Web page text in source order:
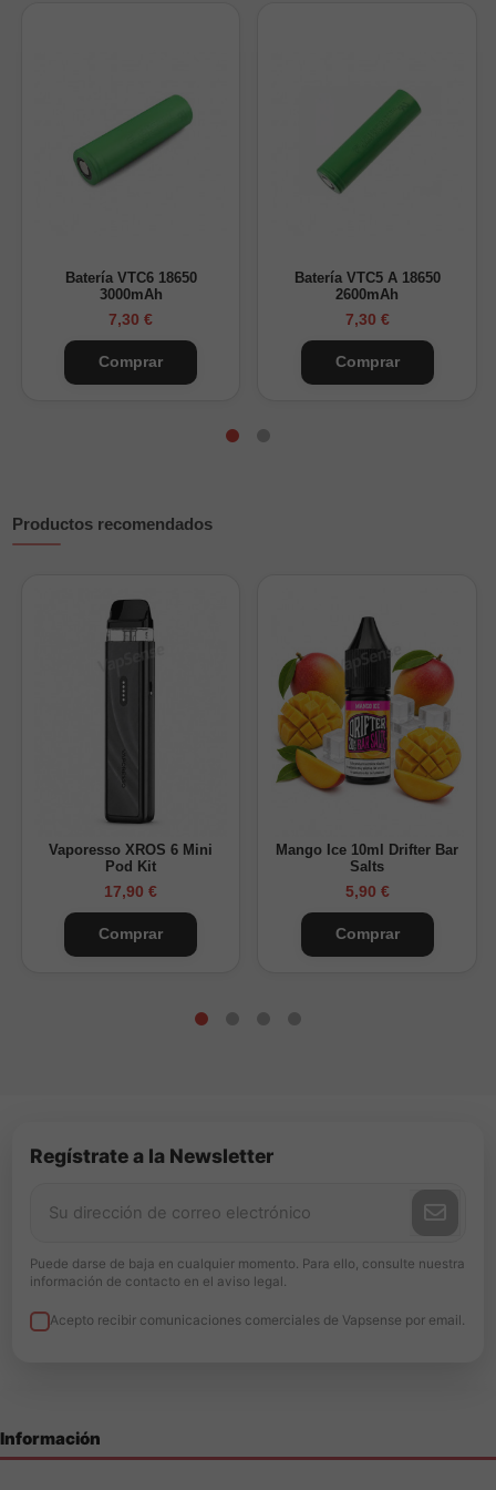
* La carga de tres etapas (TC, CC y CV) garantiza que las
baterías reciban una carga óptima con un desgaste mínimo.
* Dos puertos de entrada para uso en interiores y exteriores
Tamaño: 135 * 75 * 38 mm
Materiales de la caja: ABS / PC
Entrada: 100-240V- 50/ 60Hz 0.4A DC 5V 2.1A
Voltaje de corte: 4,20 +- 0,05 V/1,45 +- 0,1 V
Cada conjunto contiene:
Cable de alimentación USB de 1 pieza
Batería VTC6 18650
3000mAh
7,30 €
Comprar
Batería VTC5 A 18650
2600mAh
7,30 €
Comprar
Productos recomendados
Vaporesso XROS 6 Mini
Pod Kit
17,90 €
Comprar
Mango Ice 10ml Drifter Bar
Salts
5,90 €
Comprar
Regístrate a la Newsletter
Puede darse de baja en cualquier momento. Para ello, consulte nuestra
información de contacto en el aviso legal.
Acepto recibir comunicaciones comerciales de Vapsense por email.
Información